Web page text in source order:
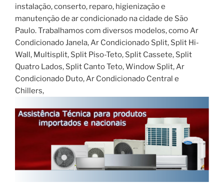
instalação, conserto, reparo, higienização e
manutenção de ar condicionado na cidade de São
Paulo. Trabalhamos com diversos modelos, como Ar
Condicionado Janela, Ar Condicionado Split, Split Hi-
Wall, Multisplit, Split Piso-Teto, Split Cassete, Split
Quatro Lados, Split Canto Teto, Window Split, Ar
Condicionado Duto, Ar Condicionado Central e
Chillers,